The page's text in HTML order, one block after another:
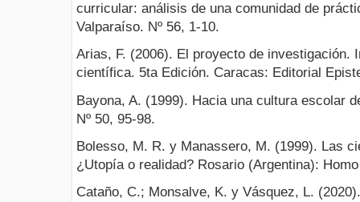
curricular: análisis de una comunidad de
Valparaíso. Nº 56, 1-10.
Arias, F. (2006). El proyecto de investigación.
científica. 5ta Edición. Caracas: Editorial
Bayona, A. (1999). Hacia una cultura escolar
Nº 50, 95-98.
Bolesso, M. R. y Manassero, M. (1999). Las
¿Utopía o realidad? Rosario (Argentina):
Cataño, C.; Monsalve, K. y Vásquez, L.